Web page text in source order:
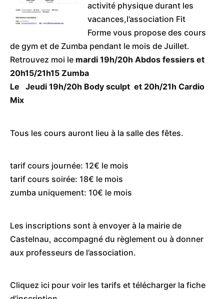
activité physique durant les
vacances,l’association Fit
Forme vous propose des cours
de gym et de Zumba pendant le mois de Juillet.
Retrouvez moi le mardi 19h/20h Abdos fessiers et
20h15/21h15 Zumba
Le Jeudi 19h/20h Body sculpt et 20h/21h Cardio
Mix
Tous les cours auront lieu à la salle des fêtes.
tarif cours journée: 12€ le mois
tarif cours soirée: 18€ le mois
zumba uniquement: 10€ le mois
Les inscriptions sont à envoyer à la mairie de
Castelnau, accompagné du règlement ou à donner
aux professeurs de l’association.
Cliquez ici pour voir les tarifs et télécharger la fiche